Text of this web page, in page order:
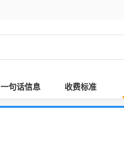
一句话信息 收费标准